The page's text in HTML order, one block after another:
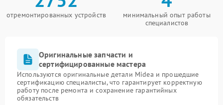
отремонтированных устройств
минимальный опыт работы
специалистов
Оригинальные запчасти и
сертифицированные мастера
Используются оригинальные детали Midea и прошедшие
сертификацию специалисты, что гарантирует корректную
работу после ремонта и сохранение гарантийных
обязательств